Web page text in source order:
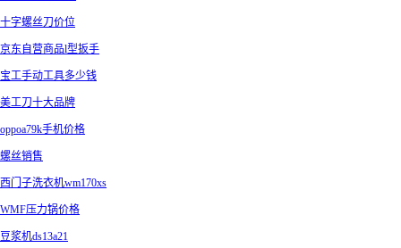
十字螺丝刀价位
京东自营商品l型扳手
宝工手动工具多少钱
美工刀十大品牌
oppoa79k手机价格
螺丝销售
西门子洗衣机wm170xs
WMF压力锅价格
豆浆机ds13a21